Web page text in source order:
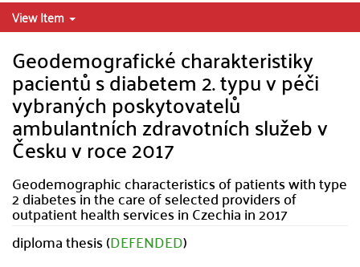
View Item
Geodemografické charakteristiky
pacientů s diabetem 2. typu v péči
vybraných poskytovatelů
ambulantních zdravotních služeb v
Česku v roce 2017
Geodemographic characteristics of patients with type
2 diabetes in the care of selected providers of
outpatient health services in Czechia in 2017
diploma thesis (DEFENDED)